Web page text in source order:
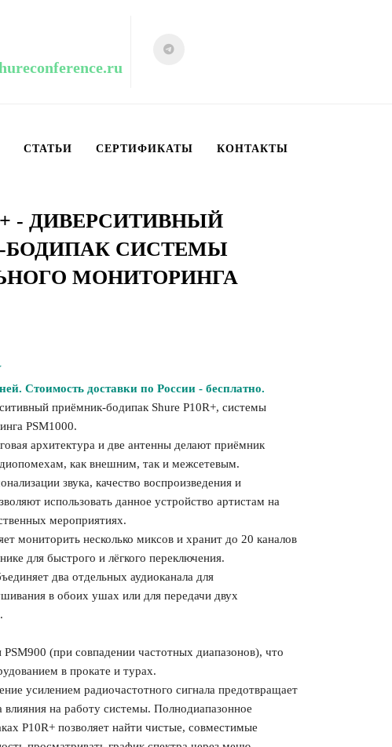
СТАТЬИ СЕРТИФИКАТЫ КОНТАКТЫ
- ДИВЕРСИТИВНЫЙ
СИСТЕМЫ
МОНИТОРИНГА
Стоимость доставки по России - бесплатно.
приёмник-бодипак Shure P10R+, системы
PSM1000.
архитектура и две антенны делают приёмник
как внешним, так и межсетевым.
звука, качество воспроизведения и
использовать данное устройство артистам на
мероприятиях.
мониторить несколько миксов и хранит до 20 каналов
для быстрого и лёгкого переключения.
два отдельных аудиоканала для
в обоих ушах или для передачи двух
(при совпадении частотных диапазонов), что
в прокате и турах.
усилением радиочастотного сигнала предотвращает
влияния на работу системы. Полнодиапазонное
P10R+ позволяет найти чистые, совместимые